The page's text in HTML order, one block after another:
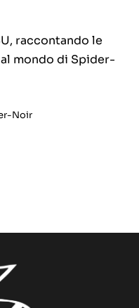
raccontando le
mondo di Spider-
Noir